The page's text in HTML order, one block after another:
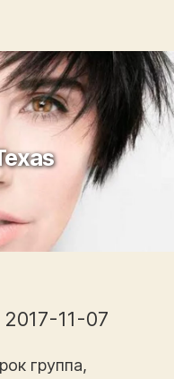
11-07
группа,